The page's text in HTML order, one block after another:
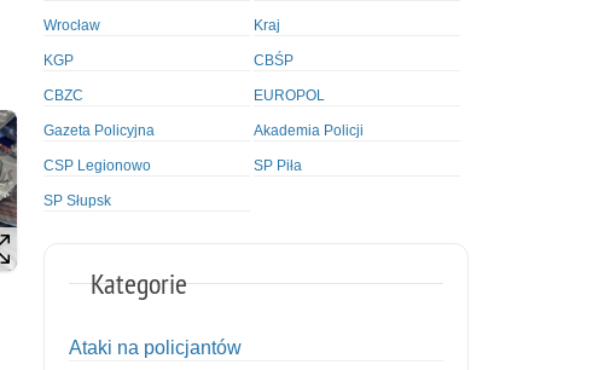
Wrocław Kraj
KGP CBŚP
CBZC EUROPOL
Gazeta Policyjna Akademia Policji
CSP Legionowo SP Piła
SP Słupsk
Kategorie
Ataki na policjantów